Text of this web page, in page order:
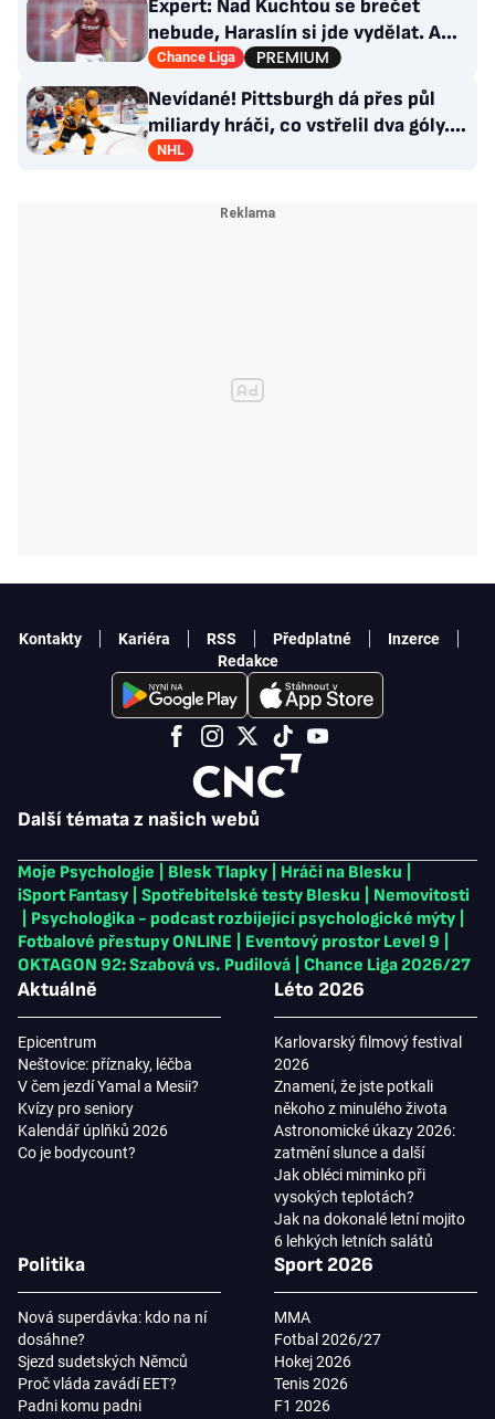
Expert: Nad Kuchtou se brečet
nebude, Haraslín si jde vydělat. A
ambice na titul? Až za rok
Chance Liga
Nevídané! Pittsburgh dá přes půl
miliardy hráči, co vstřelil dva góly.
GM se hájí
NHL
Další témata z našich webů
Moje Psychologie Blesk Tlapky Hráči na Blesku
iSport Fantasy
Spotřebitelské testy Blesku
Nemovitosti
Psychologika - podcast rozbíjející psychologické mýty
Fotbalové přestupy ONLINE
Eventový prostor Level 9
OKTAGON 92: Szabová vs. Pudilová
Chance Liga 2026/27
Aktuálně
Epicentrum
Neštovice: příznaky, léčba
V čem jezdí Yamal a Mesii?
Kvízy pro seniory
Kalendář úplňků 2026
Co je bodycount?
Léto 2026
Karlovarský filmový festival
2026
Znamení, že jste potkali
někoho z minulého života
Astronomické úkazy 2026:
zatmění slunce a další
Jak obléci miminko při
vysokých teplotách?
Jak na dokonalé letní mojito
6 lehkých letních salátů
Politika
Nová superdávka: kdo na ní
dosáhne?
Sjezd sudetských Němců
Proč vláda zavádí EET?
Padni komu padni
Sport 2026
MMA
Fotbal 2026/27
Hokej 2026
Tenis 2026
F1 2026
Kontakty Kariéra RSS Předplatné
Inzerce
Redakce